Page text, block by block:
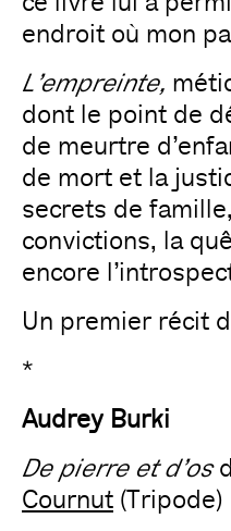
endroit où mon
L’empreinte,
dont le point de
de meurtre
de mort et la
secrets de
convictions, la
encore
Un premier récit
*
Audrey Burki
De pierre et d’os
Cournut (Tripode)